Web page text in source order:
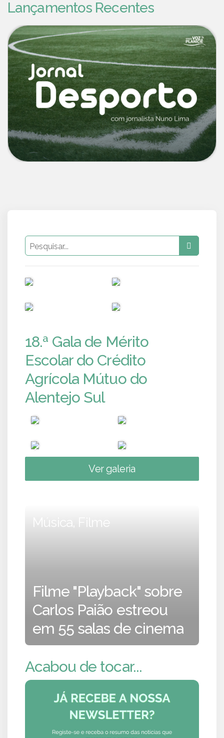
Lançamentos Recentes
18.ª Gala de Mérito
Escolar do Crédito
Agrícola Mútuo do
Alentejo Sul
Ver galeria
Música, Filme
Filme "Playback" sobre
Carlos Paião estreou
em 55 salas de cinema
Acabou de tocar...